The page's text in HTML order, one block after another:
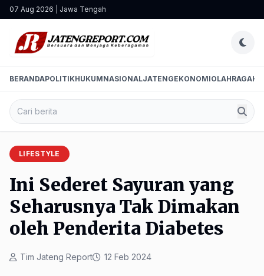
07 Aug 2026 | Jawa Tengah
BERANDAPOLITIKHUKUMNASIONALJATENGEKONOMIOLAHRAGA
LIFESTYLE
Ini Sederet Sayuran yang
Seharusnya Tak Dimakan
oleh Penderita Diabetes
Tim Jateng Report 12 Feb 2024